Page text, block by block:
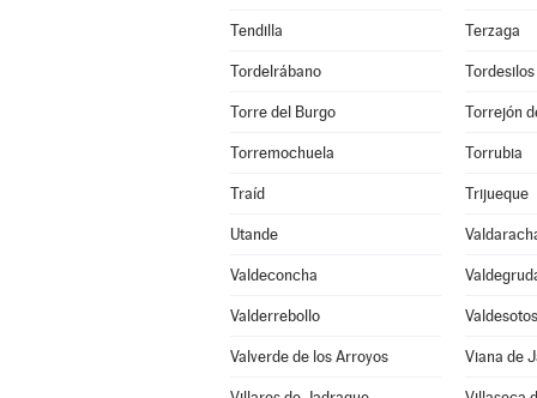
Tendilla Terzaga
Tordelrábano Tordesilos
Torre del Burgo Torrejón
Torremochuela Torrubia
Traíd Trijueque
Utande
Valdeconcha
Valderrebollo Valdesotos
Valverde de los Arroyos Viana de